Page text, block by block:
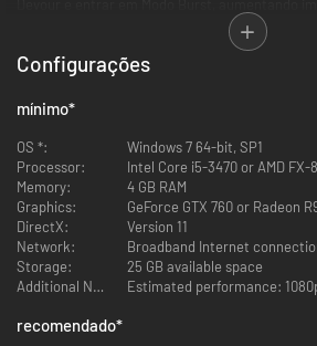
inimigos não brincam em serviço, e vais
técnicas ao próximo patamar para os
Configurações
mínimo*
OS *:
Windows 7 64-bit, SP1
Processor:
Intel Core i5-3470 or AMD FX-
Memory:
4 GB RAM
Graphics:
GeForce GTX 760 or Radeon
DirectX:
Version 11
Network:
Broadband Internet
Storage:
25 GB available space
Additional Notes:
recomendado*